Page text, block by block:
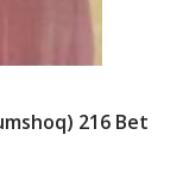
216 Bet